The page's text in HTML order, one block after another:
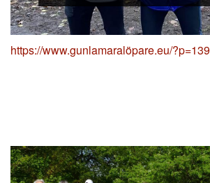
https://www.gunlamaralöpare.eu/